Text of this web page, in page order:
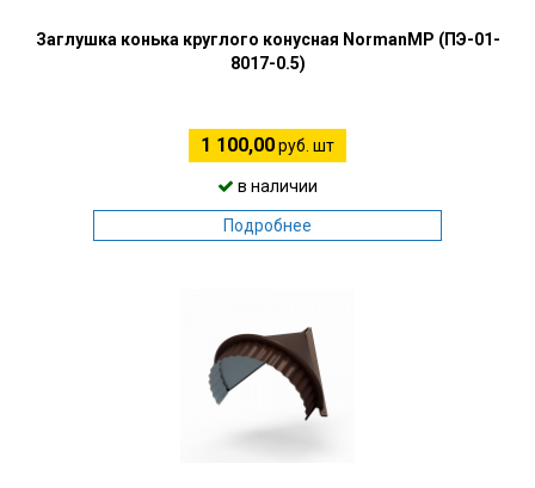
Заглушка конька круглого конусная NormanMP (ПЭ-01-
8017-0.5)
1 100,00руб. шт
в наличии
Подробнее